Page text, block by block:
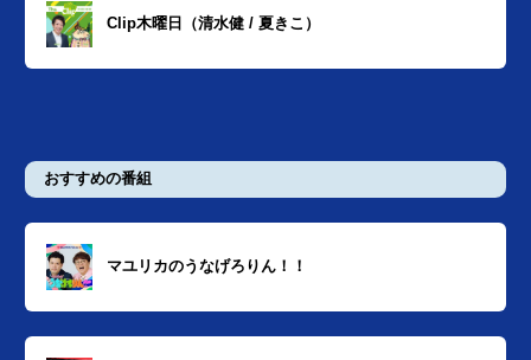
Clip木曜日（清水健 / 夏きこ）
おすすめの番組
マユリカのうなげろりん！！